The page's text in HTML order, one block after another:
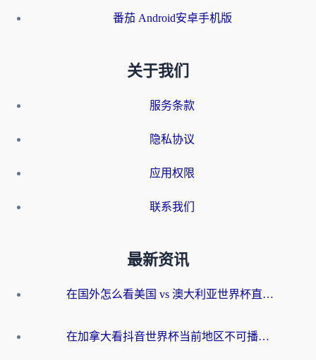
番茄 Android安卓手机版
关于我们
服务条款
隐私协议
应用权限
联系我们
最新资讯
在国外怎么看美国 vs 澳大利亚世界杯直播？海外党必藏的中文解说观赛指南
在加拿大看抖音世界杯当前地区不可播放？海外党体育观赛终极指南